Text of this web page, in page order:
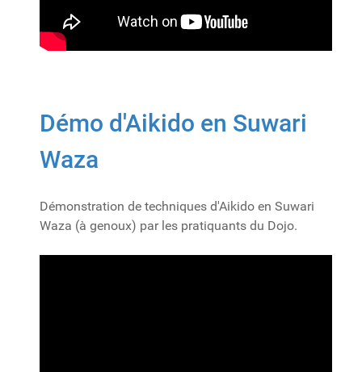
Démo d'Aikido en Suwari
Waza
Démonstration de techniques d'Aikido en Suwari
Waza (à genoux) par les pratiquants du Dojo.